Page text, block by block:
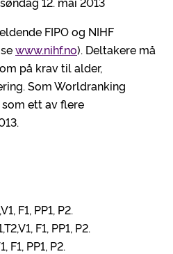
FIPO og NIHF
www.nihf.no). Deltakere må
på krav til alder,
Som Worldranking
ett av flere
F1, PP1, P2.
F1, PP1, P2.
F1, PP1, P2.